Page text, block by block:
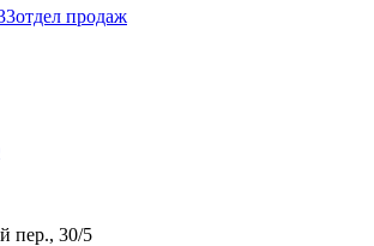
отдел продаж
пер., 30/5